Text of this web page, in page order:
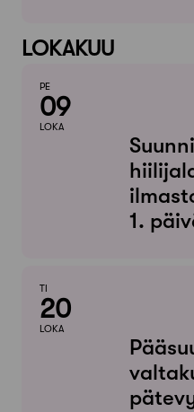
LOKAKUU
PE
09
LOKA
1.
TI
20
LOKA